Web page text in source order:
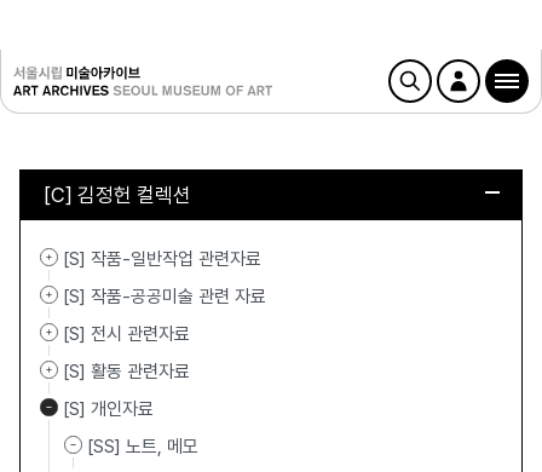
[C] 김정헌 컬렉션
[S] 작품-일반작업 관련자료
[S] 작품-공공미술 관련 자료
[S] 전시 관련자료
[S] 활동 관련자료
[S] 개인자료
[SS] 노트, 메모